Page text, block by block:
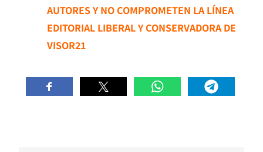
AUTORES Y NO COMPROMETEN LA LÍNEA
EDITORIAL LIBERAL Y CONSERVADORA DE
VISOR21